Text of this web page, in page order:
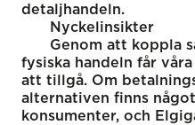
detaljhandeln.
Nyckelinsikter
Genom att koppla
fysiska handeln får
att tillgå. Om
alternativen finns
konsumenter, och